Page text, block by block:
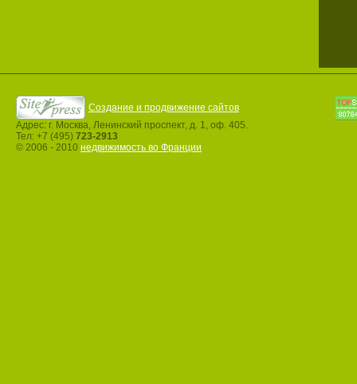
Создание и продвижение сайтов
Адрес: г. Москва, Ленинский проспект, д. 1, оф. 405.
Тел: +7 (495) 723-2913
© 2006 - 2010 недвижимость во Франции